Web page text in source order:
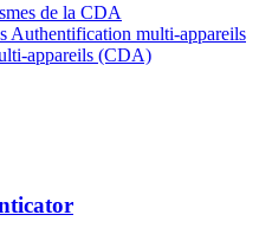
de la CDA
Authentification multi-appareils
appareils (CDA)